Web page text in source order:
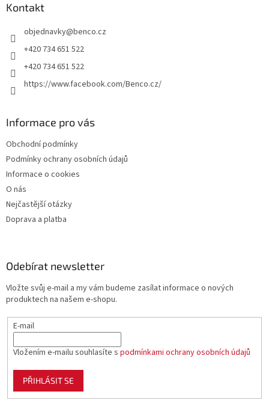
Kontakt
objednavky@benco.cz
+420 734 651 522
+420 734 651 522
https://www.facebook.com/Benco.cz/
Informace pro vás
Obchodní podmínky
Podmínky ochrany osobních údajů
Informace o cookies
O nás
Nejčastější otázky
Doprava a platba
Odebírat newsletter
Vložte svůj e-mail a my vám budeme zasílat informace o nových
produktech na našem e-shopu.
E-mail
Vložením e-mailu souhlasíte s podmínkami ochrany osobních údajů
PŘIHLÁSIT SE